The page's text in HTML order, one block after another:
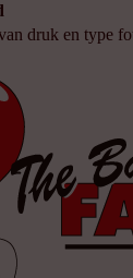
druk en type